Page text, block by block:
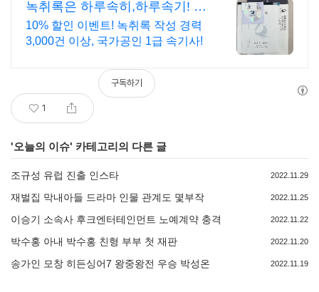
녹취록은 하루속히,하루속기! 저
렴한 비용,빠른등기 무료!
10% 할인 이벤트! 녹취록 작성 경력
3,000건 이상, 국가공인 1급 속기사!
1
구독하기
'오늘의 이슈' 카테고리의 다른 글
조규성 유럽 진출 인스타 2022.11.29
재벌집 막내아들 드라마 인물 관계도 몇부작 2022.11.25
이승기 소속사 후크엔터테인먼트 노예계약 충격 2022.11.22
박수홍 아내 박수홍 친형 부부 첫 재판 2022.11.20
송가인 모창 히든싱어7 왕중왕전 우승 박성온 2022.11.19